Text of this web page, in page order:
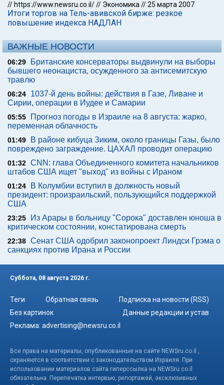
// https://www.newsru.co.il/// Экономика //25 марта 2007
Итоги торгов на Тель-авивской бирже: резкое
повышение индекса НАДЛАН
ВАЖНЫЕ НОВОСТИ
06:29
Британские консерваторы выдвинули на выборы
бывшего неонациста, осужденного за антисемитскую
травлю
06:24
1037-й день войны: действия в Газе, Ливане и
Сирии, операции в Иудее и Самарии
05:55
Прогноз погоды в Израиле на 8 августа: жарко,
переменная облачность
01:49
В районе кибуца Зиким, около границы Газы, было
повреждено заграждение. ЦАХАЛ проводит операцию
01:32 CNN: глава Объединенного комитета начальников
штабов США ищет "выход" из войны с Ираном
01:24
В Колумбии вступил в должность новый
президент: произраильский, пользующийся поддержкой
США
23:25
Из Арары в больницу "Сорока" доставлен юноша в
критическом состоянии, констатирована смерть
22:38 Сенат США одобрил законопроект Линдси Грэма о
санкциях против Ирана и России
Суббота, 08 августа 2026 г.
Теги Обратная связь
Подписка на новости (RSS)
Без картинок
Данные редакции и устав
Реклама: advertising@newsru.co.il
Все права на материалы, опубликованные на сайте NEWSru.co.il ,
охраняются в соответствии с законодательством Израиля. При
использовании материалов сайта гиперссылка на NEWSru.co.il
обязательна. Перепечатка интервью, репортажей, эксклюзивных